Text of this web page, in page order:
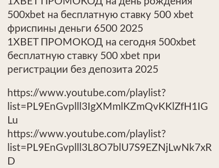
500xbet на бесплатную ставку 500 xbet
фриспины деньги 6500 2025
1XBET ПРОМОКОД на сегодня 500xbet
бесплатную ставку 500 xbet при
регистрации без депозита 2025
https://www.youtube.com/playlist?
list=PL9EnGvplll3IgXMmlKZmQvKKlZfH1IG
Lu
https://www.youtube.com/playlist?
list=PL9EnGvplll3L8O7blU7S9EZNjLwNk7xR
D